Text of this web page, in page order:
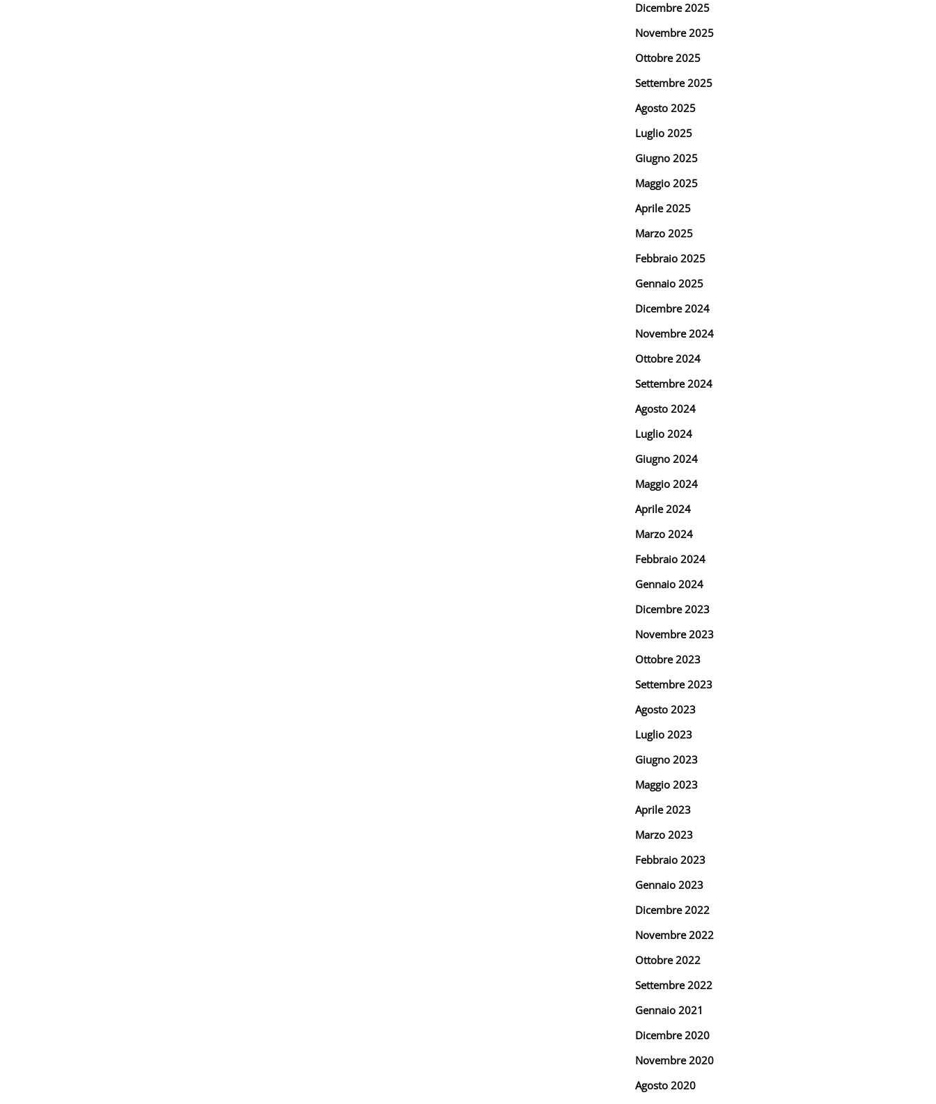
Dicembre 2025
Novembre 2025
Ottobre 2025
Settembre 2025
Agosto 2025
Luglio 2025
Giugno 2025
Maggio 2025
Aprile 2025
Marzo 2025
Febbraio 2025
Gennaio 2025
Dicembre 2024
Novembre 2024
Ottobre 2024
Settembre 2024
Agosto 2024
Luglio 2024
Giugno 2024
Maggio 2024
Aprile 2024
Marzo 2024
Febbraio 2024
Gennaio 2024
Dicembre 2023
Novembre 2023
Ottobre 2023
Settembre 2023
Agosto 2023
Luglio 2023
Giugno 2023
Maggio 2023
Aprile 2023
Marzo 2023
Febbraio 2023
Gennaio 2023
Dicembre 2022
Novembre 2022
Ottobre 2022
Settembre 2022
Gennaio 2021
Dicembre 2020
Novembre 2020
Agosto 2020